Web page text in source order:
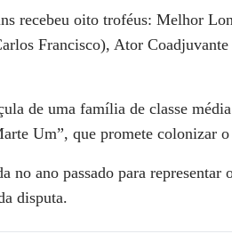
recebeu oito troféus: Melhor
Francisco), Ator
de uma família de classe
Um”, que promete colonizar
no ano passado para representar
disputa.